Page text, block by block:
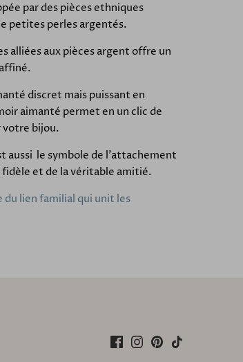
par des pièces ethniques
petites perles argentés.
alliées aux pièces argent offre un
discret mais puissant en
aimanté permet en un clic de
votre bijou.
aussi le symbole de l'attachement
et de la véritable amitié.
lien familial qui unit les